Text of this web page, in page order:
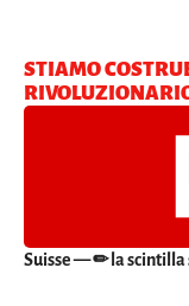
STIAMO
Suisse— ✏ la scintilla